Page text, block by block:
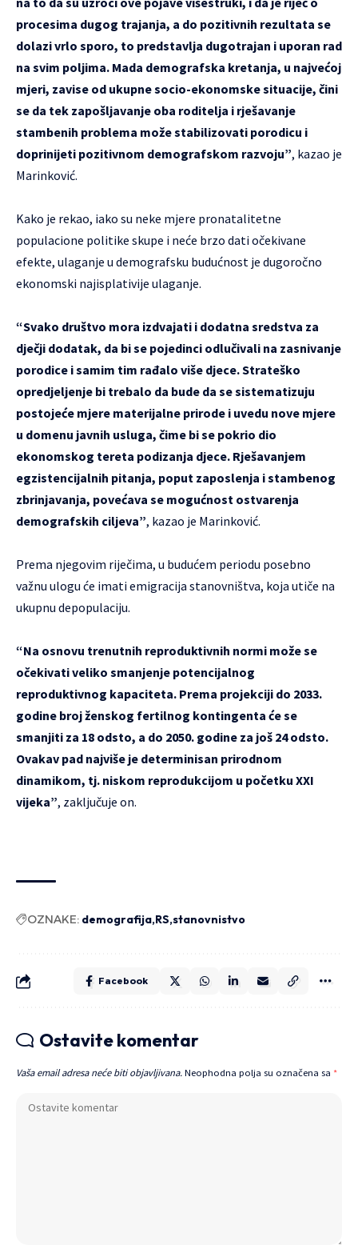
procesima dugog trajanja, a do pozitivnih rezultata se
dolazi vrlo sporo, to predstavlja dugotrajan i uporan rad
na svim poljima. Mada demografska kretanja, u najvećoj
mjeri, zavise od ukupne socio-ekonomske situacije, čini
se da tek zapošljavanje oba roditelja i rješavanje
stambenih problema može stabilizovati porodicu i
doprinijeti pozitivnom demografskom razvoju”, kazao je
Marinković.
Kako je rekao, iako su neke mjere pronatalitetne
populacione politike skupe i neće brzo dati očekivane
efekte, ulaganje u demografsku budućnost je dugoročno
ekonomski najisplativije ulaganje.
“Svako društvo mora izdvajati i dodatna sredstva za
dječji dodatak, da bi se pojedinci odlučivali na zasnivanje
porodice i samim tim rađalo više djece. Strateško
opredjeljenje bi trebalo da bude da se sistematizuju
postojeće mjere materijalne prirode i uvedu nove mjere
u domenu javnih usluga, čime bi se pokrio dio
ekonomskog tereta podizanja djece. Rješavanjem
egzistencijalnih pitanja, poput zaposlenja i stambenog
zbrinjavanja, povećava se mogućnost ostvarenja
demografskih ciljeva”, kazao je Marinković.
Prema njegovim riječima, u budućem periodu posebno
važnu ulogu će imati emigracija stanovništva, koja utiče na
ukupnu depopulaciju.
“Na osnovu trenutnih reproduktivnih normi može se
očekivati veliko smanjenje potencijalnog
reproduktivnog kapaciteta. Prema projekciji do 2033.
godine broj ženskog fertilnog kontingenta će se
smanjiti za 18 odsto, a do 2050. godine za još 24 odsto.
Ovakav pad najviše je determinisan prirodnom
dinamikom, tj. niskom reprodukcijom u početku XXI
vijeka”, zaključuje on.
OZNAKE: demografija RS stanovnistvo
Facebook
Ostavite komentar
Vaša email adresa neće biti objavljivana. Neophodna polja su označena sa *